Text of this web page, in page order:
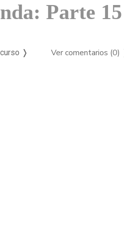
Parte
❭ Ver comentarios (0)